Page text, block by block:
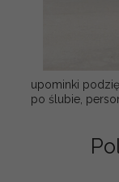
upominki
po ślubie,